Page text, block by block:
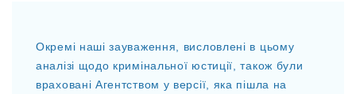
Окремі наші зауваження, висловлені в цьому
аналізі щодо кримінальної юстиції, також були
враховані Агентством у версії, яка пішла на